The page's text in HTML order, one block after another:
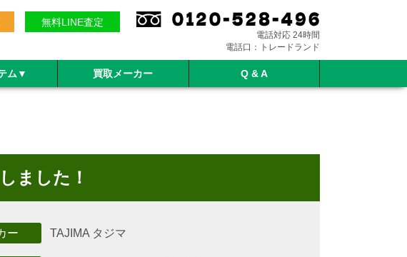
無料LINE査定
電話対応 24時間
電話口：トレードランド
ム ▼ 買取メーカー Q & A
ました！
ー TAJIMA タジマ